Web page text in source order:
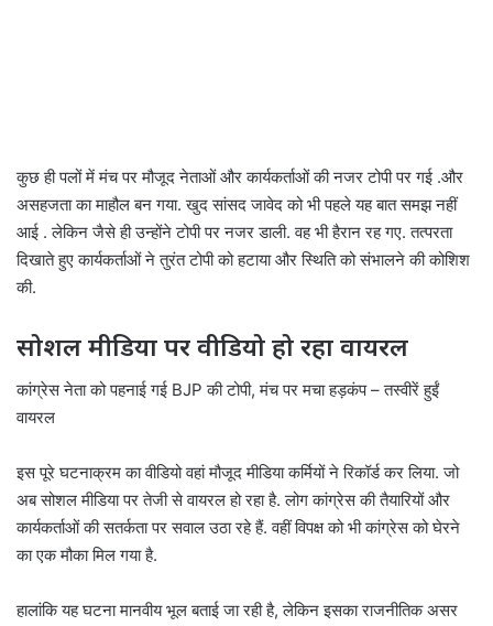
कुछ ही पलों में मंच पर मौजूद नेताओं और कार्यकर्ताओं की नजर टोपी पर गई .और
असहजता का माहौल बन गया. खुद सांसद जावेद को भी पहले यह बात समझ नहीं
आई . लेकिन जैसे ही उन्होंने टोपी पर नजर डाली. वह भी हैरान रह गए. तत्परता
दिखाते हुए कार्यकर्ताओं ने तुरंत टोपी को हटाया और स्थिति को संभालने की कोशिश
की.
सोशल मीडिया पर वीडियो हो रहा वायरल
कांग्रेस नेता को पहनाई गई BJP की टोपी, मंच पर मचा हड़कंप – तस्वीरें हुईं
वायरल
इस पूरे घटनाक्रम का वीडियो वहां मौजूद मीडिया कर्मियों ने रिकॉर्ड कर लिया. जो
अब सोशल मीडिया पर तेजी से वायरल हो रहा है. लोग कांग्रेस की तैयारियों और
कार्यकर्ताओं की सतर्कता पर सवाल उठा रहे हैं. वहीं विपक्ष को भी कांग्रेस को घेरने
का एक मौका मिल गया है.
हालांकि यह घटना मानवीय भूल बताई जा रही है, लेकिन इसका राजनीतिक असर